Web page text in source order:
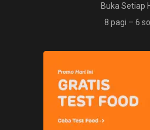
Buka Setiap
8 pagi – 6